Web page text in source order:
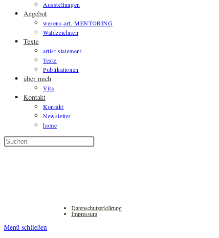
Ausstellungen
Angebot
wesens-art. MENTORING
Waldzeichnen
Texte
artist statement
Texte
Publikationen
über mich
Vita
Kontakt
Kontakt
Newsletter
home
Diese
Website
Press
Datenschutzerklärung
Impressum
Menü schließen